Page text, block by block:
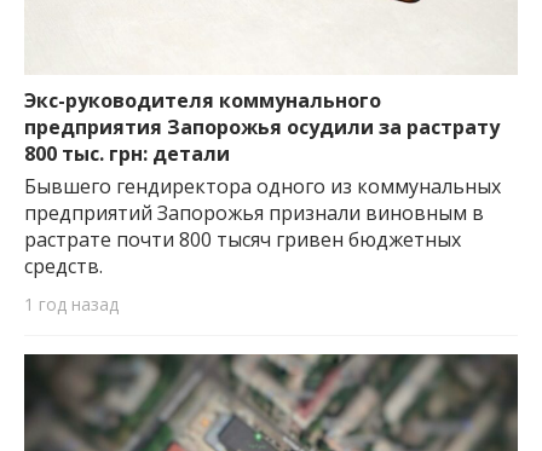
Экс-руководителя коммунального
предприятия Запорожья осудили за растрату
800 тыс. грн: детали
Бывшего гендиректора одного из коммунальных
предприятий Запорожья признали виновным в
растрате почти 800 тысяч гривен бюджетных
средств.
1 год назад